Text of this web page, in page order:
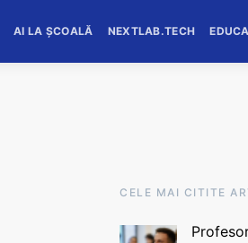
AI LA ȘCOALĂ NEXTLAB.TECH
CELE MAI CITITE